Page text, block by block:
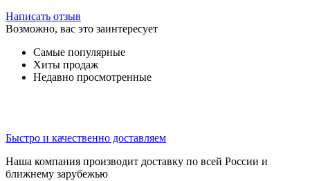
Написать отзыв
Возможно, вас это заинтересует
Самые популярные
Хиты продаж
Недавно просмотренные
Быстро и качественно доставляем
Наша компания производит доставку по всей России и
ближнему зарубежью